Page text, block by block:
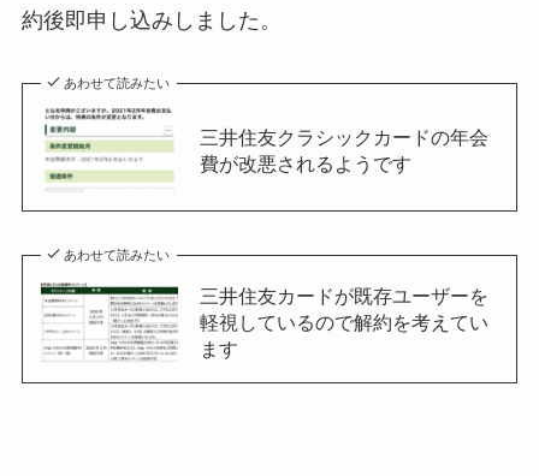
約後即申し込みしました。
あわせて読みたい
三井住友クラシックカードの年会
費が改悪されるようです
あわせて読みたい
三井住友カードが既存ユーザーを
軽視しているので解約を考えてい
ます